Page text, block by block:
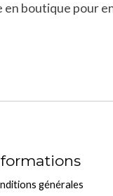
en boutique pour
générales